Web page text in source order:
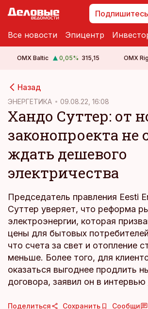
Все новости Эпицентр
OMX Baltic 0,05% 315,15 OMX
Назад
ЭНЕРГЕТИКА 09.08.22, 16:08
Хандо Суттер: от
законопроекта не
ждать дешевого
электричества
Председатель правления Eesti
Суттер уверяет, что реформа
электроэнергии, которая
цены для бытовых
что счета за свет и отопление
меньше. Более того, для
оказаться выгоднее продлить
договора, заявил он в интервью
Поделиться Сохранить Сообщи